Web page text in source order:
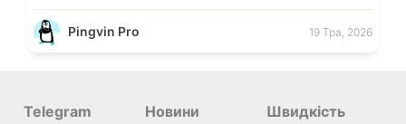
Pingvin Pro 19 Тра, 2026
Telegram Новини
Швидкість